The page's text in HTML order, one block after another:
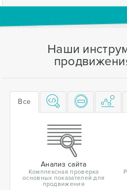
Наши
Все
Анализ сайта
Комплексная проверка
основных показателей для
продвижения